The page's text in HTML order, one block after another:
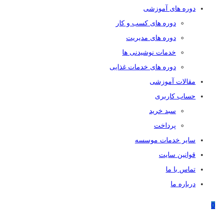
دوره های آموزشی
دوره های کسب و کار
دوره های مدیریت
خدمات نوشیدنی ها
دوره های خدمات غذایی
مقالات آموزشی
حساب کاربری
سبد خرید
پرداخت
سایر خدمات موسسه
قوانین سایت
تماس با ما
درباره ما
0